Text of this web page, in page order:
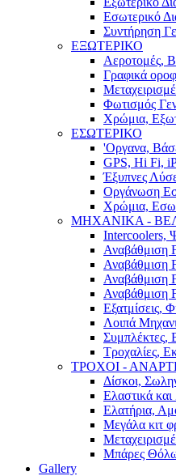
Εσωτερικό
Συντήρηση
ΕΞΩΤΕΡΙΚΟ
Αεροτομές,
Γραφικά
Φωτισμός
Χρώμια,
ΕΣΩΤΕΡΙΚΟ
'Οργανα,
GPS, Hi Fi,
Έξυπνες
Οργάνωση
Χρώμια,
ΜΗΧΑΝΙΚΑ -
Intercoolers,
Αναβάθμιση
Αναβάθμιση
Αναβάθμιση
Αναβάθμιση
Εξατμίσεις,
Λοιπά
Συμπλέκτες,
Τροχαλίες,
ΤΡΟΧΟΙ -
Δίσκοι,
Ελαστικά και
Ελατήρια,
Μεγάλα κιτ
Μπάρες
Gallery